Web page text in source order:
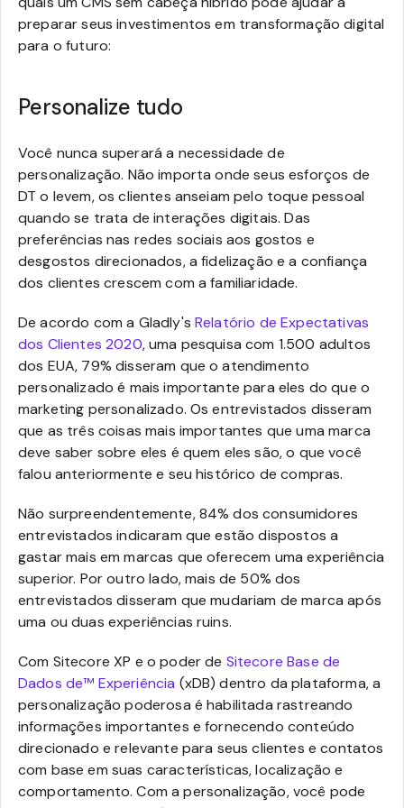
preparar seus investimentos em transformação digital
para o futuro:
Personalize tudo
Você nunca superará a necessidade de
personalização. Não importa onde seus esforços de
DT o levem, os clientes anseiam pelo toque pessoal
quando se trata de interações digitais. Das
preferências nas redes sociais aos gostos e
desgostos direcionados, a fidelização e a confiança
dos clientes crescem com a familiaridade.
De acordo com a Gladly'sRelatório de Expectativas
dos Clientes 2020, uma pesquisa com 1.500 adultos
dos EUA, 79% disseram que o atendimento
personalizado é mais importante para eles do que o
marketing personalizado. Os entrevistados disseram
que as três coisas mais importantes que uma marca
deve saber sobre eles é quem eles são, o que você
falou anteriormente e seu histórico de compras.
Não surpreendentemente, 84% dos consumidores
entrevistados indicaram que estão dispostos a
gastar mais em marcas que oferecem uma experiência
superior. Por outro lado, mais de 50% dos
entrevistados disseram que mudariam de marca após
uma ou duas experiências ruins.
Com Sitecore XP e o poder de Sitecore Base de
Dados de™ Experiência (xDB) dentro da plataforma, a
personalização poderosa é habilitada rastreando
informações importantes e fornecendo conteúdo
direcionado e relevante para seus clientes e contatos
com base em suas características, localização e
comportamento. Com a personalização, você pode